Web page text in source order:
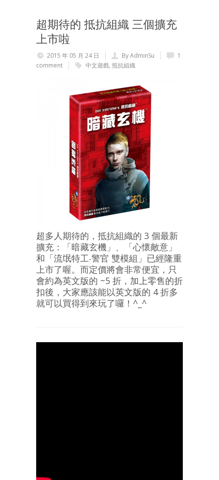
超期待的 抵抗組織 三個擴充
上市啦
2015 年 05 月 24 日 By AdminSu
1
comment
中文遊戲, 抵抗組織
超多人期待的，抵抗組織的 3 個最新
擴充：「暗藏玄機」、「心懷敵意」
和「流氓特工‧警官 雙模組」已經隆重
上市了喔。而定價將會非常便宜，只
會約為英文版的 ~5 折，加上零售的折
扣後，大家應該能以英文版的 4 折多
就可以買得到來玩了囉！^_^